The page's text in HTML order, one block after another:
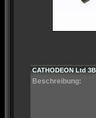
CATHODEON Ltd
Beschreibung: